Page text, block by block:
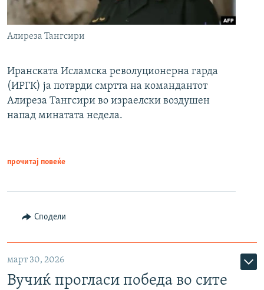
Алиреза Тангсири
Иранската Исламска револуционерна гарда
(ИРГК) ја потврди смртта на командантот
Алиреза Тангсири во израелски воздушен
напад минатата недела.
прочитај повеќе
Сподели
март 30, 2026
Вучиќ прогласи победа во сите